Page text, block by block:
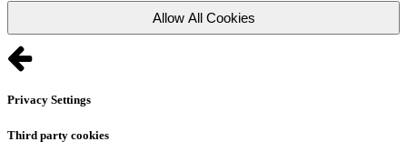
Allow All Cookies
Privacy Settings
Third party cookies